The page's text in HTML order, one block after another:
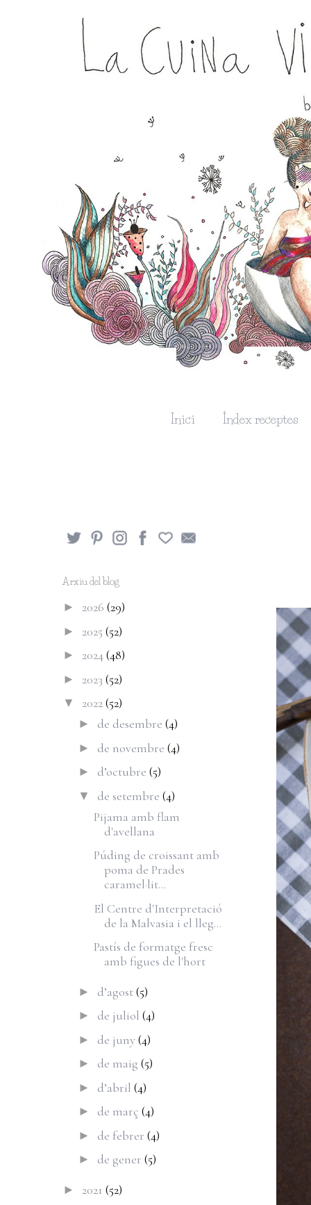
Inici Índex receptes
Arxiu del blog
► 2026 (29)
► 2025 (52)
► 2024(48)
► 2023 (52)
▼ 2022(52)
► de desembre (4)
► de novembre (4)
► d’octubre (5)
▼ de setembre (4)
Pijama amb flam
d'avellana
Púding de croissant amb
poma de Prades
caramel·lit...
El Centre d'Interpretació
de la Malvasia i el lleg...
Pastís de formatge fresc
amb figues de l'hort
► d’agost(5)
► de juliol (4)
► de juny(4)
► de maig (5)
► d’abril (4)
► de març (4)
► de febrer (4)
► de gener (5)
► 2021 (52)